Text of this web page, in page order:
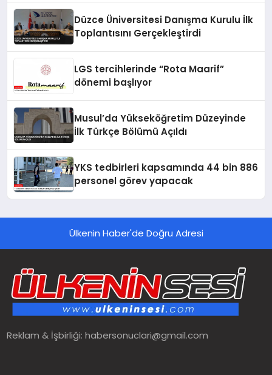
Düzce Üniversitesi Danışma Kurulu İlk
Toplantısını Gerçekleştirdi
LGS tercihlerinde “Rota Maarif”
dönemi başlıyor
Musul’da Yükseköğretim Düzeyinde
İlk Türkçe Bölümü Açıldı
YKS tedbirleri kapsamında 44 bin 886
personel görev yapacak
Ülkenin Haber'de Doğru Adresi
Reklam & İşbirliği:habersonuclari@gmail.com